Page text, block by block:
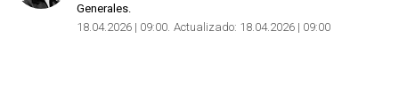
Generales.
18.04.2026 | 09:00 Actualizado: 18.04.2026 | 09:00